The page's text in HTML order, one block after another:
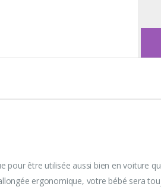
pour être utilisée aussi bien en voiture
ergonomique, votre bébé sera